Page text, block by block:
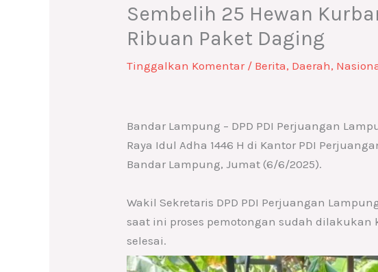
Sembelih 25 Hewan
Ribuan Paket Daging
Tinggalkan Komentar / Berita, Daerah,
Bandar Lampung – DPD PDI Perjuangan
Raya Idul Adha 1446 H di Kantor PDI
Bandar Lampung, Jumat (6/6/2025).
Wakil Sekretaris DPD PDI Perjuangan
saat ini proses pemotongan sudah
selesai.